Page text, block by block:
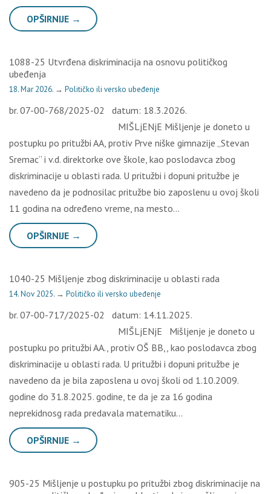
OPŠIRNIJE →
1088-25 Utvrđena diskriminacija na osnovu političkog
ubeđenja
18. Mar 2026. → Političko ili versko ubeđenje
br. 07-00-768/2025-02 datum: 18.3.2026.
MIŠLjENjE Mišljenje je doneto u
postupku po pritužbi AA, protiv Prve niške gimnazije „Stevan
Sremac“ i v.d. direktorke ove škole, kao poslodavca zbog
diskriminacije u oblasti rada. U pritužbi i dopuni pritužbe je
navedeno da je podnosilac pritužbe bio zaposlenu u ovoj školi
11 godina na određeno vreme, na mesto…
OPŠIRNIJE →
1040-25 Mišljenje zbog diskriminacije u oblasti rada
14. Nov 2025. → Političko ili versko ubeđenje
br. 07-00-717/2025-02 datum: 14.11.2025.
MIŠLjENjE Mišljenje je doneto u
postupku po pritužbi AA., protiv OŠ BB,, kao poslodavca zbog
diskriminacije u oblasti rada. U pritužbi i dopuni pritužbe je
navedeno da je bila zaposlena u ovoj školi od 1.10.2009.
godine do 31.8.2025. godine, te da je za 16 godina
neprekidnosg rada predavala matematiku…
OPŠIRNIJE →
905-25 Mišljenje u postupku po pritužbi zbog diskriminacije na